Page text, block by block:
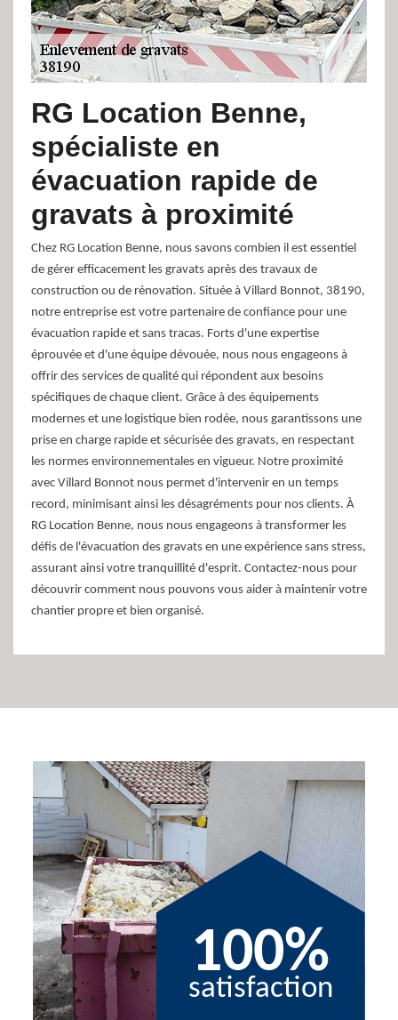
RG Location Benne,
spécialiste en
évacuation rapide de
gravats à proximité
Chez RG Location Benne, nous savons combien il est essentiel
de gérer efficacement les gravats après des travaux de
construction ou de rénovation. Située à Villard Bonnot, 38190,
notre entreprise est votre partenaire de confiance pour une
évacuation rapide et sans tracas. Forts d'une expertise
éprouvée et d'une équipe dévouée, nous nous engageons à
offrir des services de qualité qui répondent aux besoins
spécifiques de chaque client. Grâce à des équipements
modernes et une logistique bien rodée, nous garantissons une
prise en charge rapide et sécurisée des gravats, en respectant
les normes environnementales en vigueur. Notre proximité
avec Villard Bonnot nous permet d'intervenir en un temps
record, minimisant ainsi les désagréments pour nos clients. À
RG Location Benne, nous nous engageons à transformer les
défis de l'évacuation des gravats en une expérience sans stress,
assurant ainsi votre tranquillité d'esprit. Contactez-nous pour
découvrir comment nous pouvons vous aider à maintenir votre
chantier propre et bien organisé.
100%
satisfaction